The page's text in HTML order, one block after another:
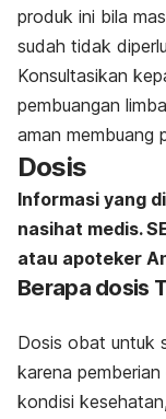
produk ini bila
sudah tidak
Konsultasikan
pembuangan
aman membuang
Dosis
Informasi yang
nasihat medis.
atau apoteker
Berapa dosis
Dosis obat untuk
karena
kondisi